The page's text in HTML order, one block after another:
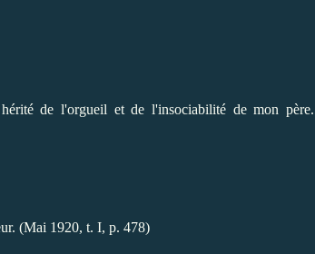
de l'orgueil et de l'insociabilité de mon père.
(Mai 1920, t. I, p. 478)